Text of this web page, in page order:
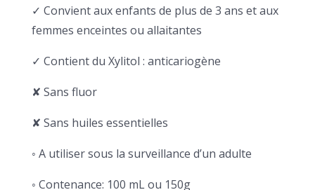
✓ Convient aux enfants de plus de 3 ans et aux
femmes enceintes ou allaitantes
✓ Contient du Xylitol : anticariogène
✘ Sans fluor
✘ Sans huiles essentielles
◦ A utiliser sous la surveillance d’un adulte
◦ Contenance: 100 mL ou 150g